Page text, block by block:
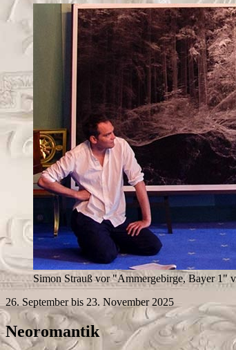
Simon Strauß vor "Ammergebirge, Bayer 1"
26. September bis 23. November 2025
Neoromantik